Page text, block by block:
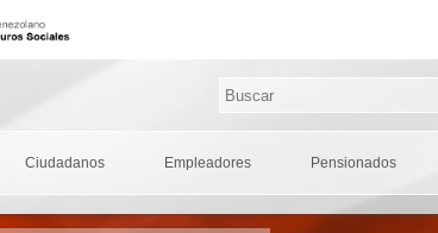
Ciudadanos Empleadores Pensionados